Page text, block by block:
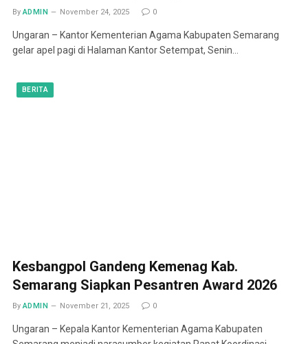
By ADMIN November 24, 2025 0
Ungaran – Kantor Kementerian Agama Kabupaten Semarang
gelar apel pagi di Halaman Kantor Setempat, Senin…
BERITA
Kesbangpol Gandeng Kemenag Kab.
Semarang Siapkan Pesantren Award 2026
By ADMIN November 21, 2025 0
Ungaran – Kepala Kantor Kementerian Agama Kabupaten